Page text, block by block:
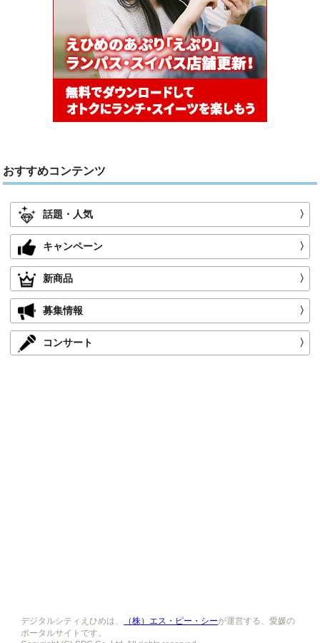
おすすめコンテンツ
話題・人気 〉
キャンペーン 〉
新商品 〉
募集情報 〉
コンサート 〉
デジタルシティえひめは、 （株）エス・ピー・シーが運営する、愛媛の
ポータルサイトです。